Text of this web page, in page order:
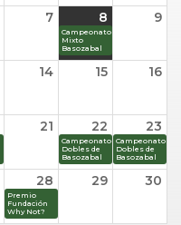
7 8 9
Campeonato
Mixto
Basozabal
14 15 16
21 22 23
Campeonato
Dobles de
Basozabal
Campeonato
Dobles de
Basozabal
28 29 30
Premio
Fundación
Why Not?